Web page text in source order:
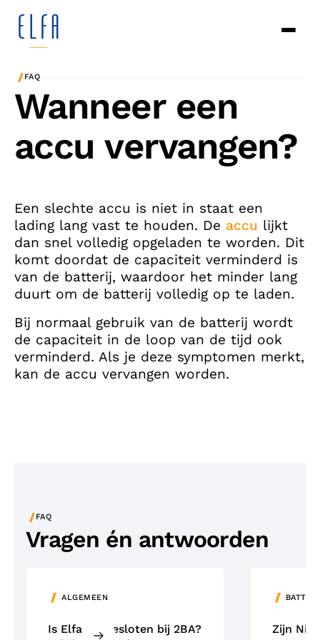
/FAQ
Wanneer een
accu vervangen?
Een slechte accu is niet in staat een
lading lang vast te houden. De accu lijkt
dan snel volledig opgeladen te worden. Dit
komt doordat de capaciteit verminderd is
van de batterij, waardoor het minder lang
duurt om de batterij volledig op te laden.
Bij normaal gebruik van de batterij wordt
de capaciteit in de loop van de tijd ook
verminderd. Als je deze symptomen merkt,
kan de accu vervangen worden.
/FAQ
Vragen én antwoorden
ALGEMEEN
Is Elfa aangesloten bij 2BA?
Zijn